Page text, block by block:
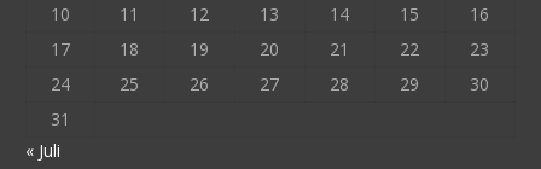
10
11 12 13 14 15
16
17
18 19 20 21 22
23
24
25 26 27 28 29
30
31
« Juli